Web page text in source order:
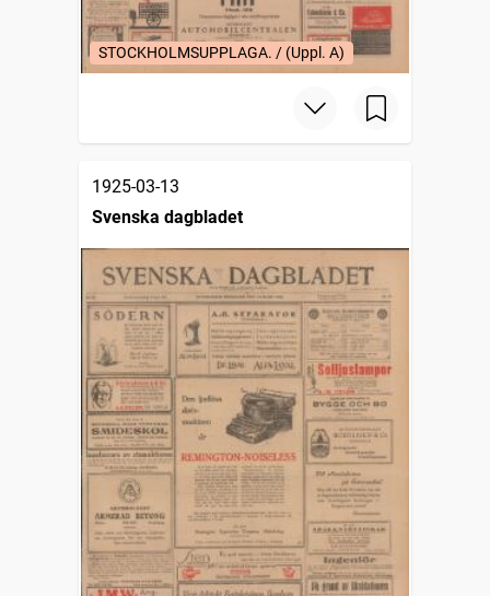
STOCKHOLMSUPPLAGA. / (Uppl. A)
1925-03-13
Svenska dagbladet